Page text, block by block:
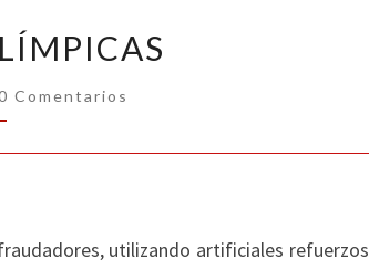
Comentarios
Comentarios
utilizando artificiales refuerzos